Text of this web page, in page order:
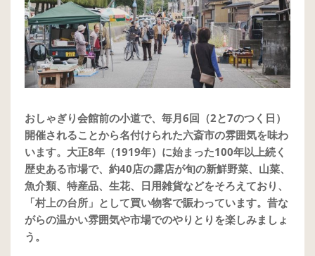
おしゃぎり会館前の小道で、毎月6回（2と7のつく日）
開催されることから名付けられた六斎市の雰囲気を味わ
います。大正8年（1919年）に始まった100年以上続く
歴史ある市場で、約40店の露店が旬の新鮮野菜、山菜、
魚介類、特産品、生花、日用雑貨などをそろえており、
「村上の台所」として買い物客で賑わっています。昔な
がらの温かい雰囲気や市場でのやりとりを楽しみましょ
う。